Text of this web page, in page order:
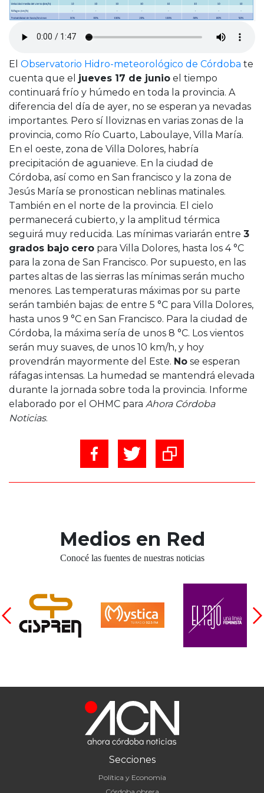
Cruz del Eje
Corredor de Ansenuza
La Carlota y zona
Bell Ville
Río Tercero
Despeñaderos
El Observatorio Hidro-meteorológico de Córdoba te
cuenta que el jueves 17 de junio el tiempo
continuará frío y húmedo en toda la provincia. A
diferencia del día de ayer, no se esperan ya nevadas
importantes. Pero sí lloviznas en varias zonas de la
provincia, como Río Cuarto, Laboulaye, Villa María.
En el oeste, zona de Villa Dolores, habría
precipitación de aguanieve. En la ciudad de
Córdoba, así como en San francisco y la zona de
Jesús María se pronostican neblinas matinales.
También en el norte de la provincia. El cielo
permanecerá cubierto, y la amplitud térmica
seguirá muy reducida. Las mínimas variarán entre 3
grados bajo cero para Villa Dolores, hasta los 4 °C
para la zona de San Francisco. Por supuesto, en las
partes altas de las sierras las mínimas serán mucho
menores. Las temperaturas máximas por su parte
serán también bajas: de entre 5 °C para Villa Dolores,
hasta unos 9 °C en San Francisco. Para la ciudad de
Córdoba, la máxima sería de unos 8 °C. Los vientos
serán muy suaves, de unos 10 km/h, y hoy
provendrán mayormente del Este. No se esperan
ráfagas intensas. La humedad se mantendrá elevada
durante la jornada sobre toda la provincia. Informe
elaborado por el OHMC para Ahora Córdoba
Noticias.
Medios en Red
Conocé las fuentes de nuestras noticias
Secciones
Política y Economía